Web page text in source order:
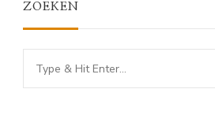
ZOEKEN
Looking
for